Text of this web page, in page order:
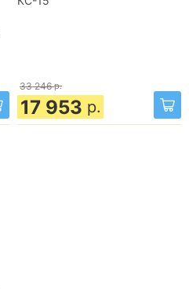
33 246 р.
17 953 р.